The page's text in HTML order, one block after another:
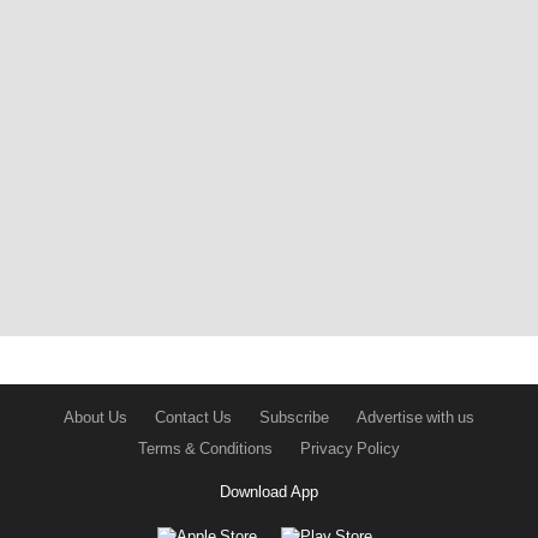
About Us Contact Us Subscribe
Advertise with us
Terms & Conditions
Privacy Policy
Download App